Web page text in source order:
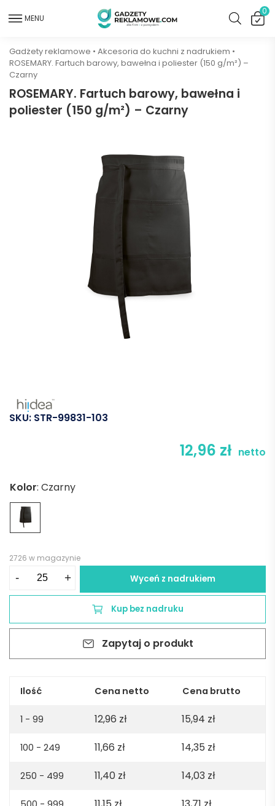
MENU
0
Gadżety reklamowe • Akcesoria do kuchni z nadrukiem •
ROSEMARY. Fartuch barowy, bawełna i poliester (150 g/m²) –
Czarny
ROSEMARY. Fartuch barowy, bawełna i
poliester (150 g/m²) – Czarny
SKU: STR-99831-103
12,96 zł netto
Kolor: Czarny
2726 w magazynie
-
bawełna
poliester
g/m²)
Czarny
+ Wyceń z nadrukiem
Kup bez nadruku
Zapytaj o produkt
Ilość Cena netto Cena brutto
1 - 99 12,96 zł 15,94 zł
100 - 249 11,66 zł 14,35 zł
250 - 499 11,40 zł 14,03 zł